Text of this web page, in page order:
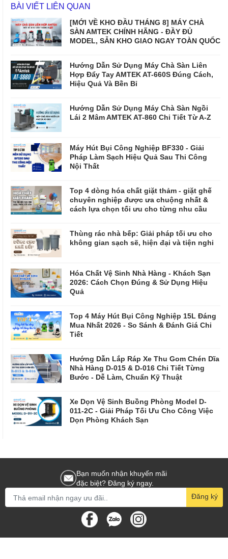
BÀI VIẾT LIÊN QUAN
[MỚI VỀ KHO ĐẦU THÁNG 8] MÁY CHÀ
SÀN AMTEK CHÍNH HÃNG - ĐẦY ĐỦ
MODEL, SẴN KHO GIAO NGAY TOÀN QUỐC
Hướng Dẫn Sử Dụng Máy Chà Sàn Liên
Hợp Đẩy Tay AMTEK AT-660S Đúng Cách,
Hiệu Quả Và Bền Bỉ
Hướng Dẫn Sử Dụng Máy Chà Sàn Ngồi
Lái 2 Mâm AMTEK AT-860 Chi Tiết Từ A-Z
Máy Hút Bụi Công Nghiệp BF330 - Giải
Pháp Làm Sạch Hiệu Quả Sau Thi Công
Nội Thất
Top 4 dòng hóa chất giặt thảm - giặt ghế
chuyên nghiệp được ưa chuộng nhất &
cách lựa chọn tối ưu cho từng nhu cầu
Thùng rác nhà bếp: Giải pháp tối ưu cho
không gian sạch sẽ, hiện đại và tiện nghi
Hóa Chất Vệ Sinh Nhà Hàng - Khách Sạn
2026: Cách Chọn Đúng & Sử Dụng Hiệu
Quả
Top 4 Máy Hút Bụi Công Nghiệp 15L Đáng
Mua Nhất 2026 - So Sánh & Đánh Giá Chi
Tiết
Hướng Dẫn Lắp Ráp Xe Thu Gom Chén Dĩa
Nhà Hàng D-015 & D-016 Chi Tiết Từng
Bước - Dễ Làm, Chuẩn Kỹ Thuật
Xe Dọn Vệ Sinh Buồng Phòng Model D-
011-2C - Giải Pháp Tối Ưu Cho Công Việc
Dọn Phòng Khách Sạn
Bạn muốn nhận khuyến mãi
đặc biệt? Đăng ký ngay.
Đăng ký